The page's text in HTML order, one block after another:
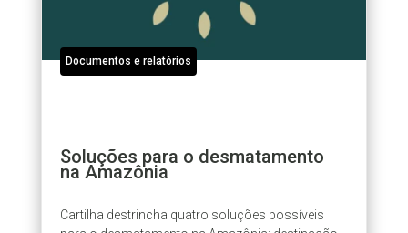
Documentos e relatórios
Soluções para o desmatamento
na Amazônia
Cartilha destrincha quatro soluções possíveis